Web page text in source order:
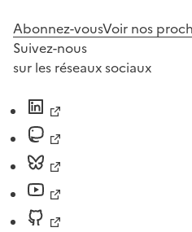
Abonnez-vousVoir nos
Suivez-nous
sur les réseaux sociaux